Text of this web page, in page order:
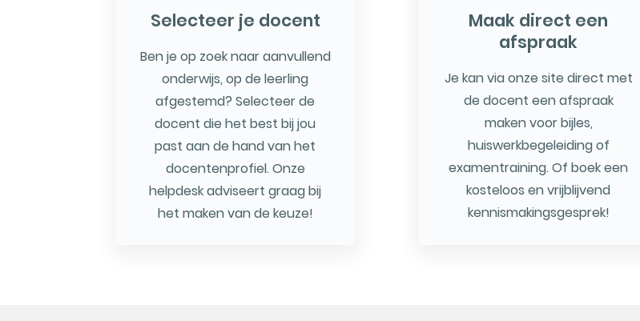
Selecteer je docent
Ben je op zoek naar aanvullend
onderwijs, op de leerling
afgestemd? Selecteer de
docent die het best bij jou
past aan de hand van het
docentenprofiel. Onze
helpdesk adviseert graag bij
het maken van de keuze!
Maak direct een
afspraak
Je kan via onze site direct met
de docent een afspraak
maken voor bijles,
huiswerkbegeleiding of
examentraining. Of boek een
kosteloos en vrijblijvend
kennismakingsgesprek!